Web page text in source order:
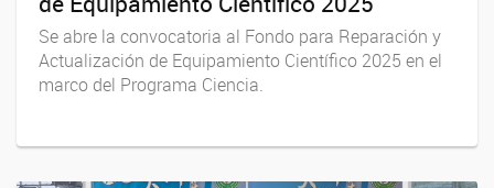
Se abre la convocatoria al Fondo para Reparación y
Actualización de Equipamiento Científico 2025 en el
marco del Programa Ciencia.